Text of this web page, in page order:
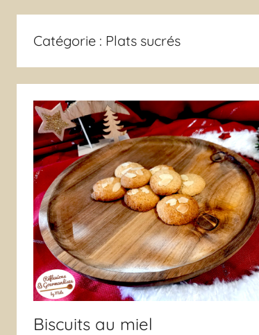
Catégorie : Plats sucrés
Biscuits au miel